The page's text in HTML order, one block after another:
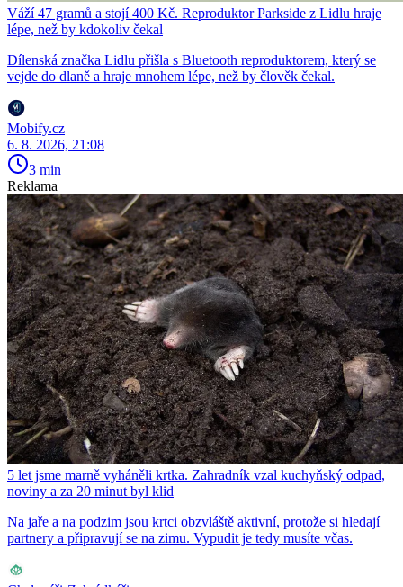
Váží 47 gramů a stojí 400 Kč. Reproduktor Parkside z Lidlu hraje
lépe, než by kdokoliv čekal
Dílenská značka Lidlu přišla s Bluetooth reproduktorem, který se
vejde do dlaně a hraje mnohem lépe, než by člověk čekal.
Mobify.cz
6. 8. 2026, 21:08
3 min
Reklama
5 let jsme marně vyháněli krtka. Zahradník vzal kuchyňský odpad,
noviny a za 20 minut byl klid
Na jaře a na podzim jsou krtci obzvláště aktivní, protože si hledají
partnery a připravují se na zimu. Vypudit je tedy musíte včas.